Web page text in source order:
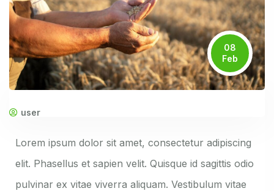
08
Feb
user
Lorem ipsum dolor sit amet, consectetur adipiscing
elit. Phasellus et sapien velit. Quisque id sagittis odio
pulvinar ex vitae viverra aliquam. Vestibulum vitae